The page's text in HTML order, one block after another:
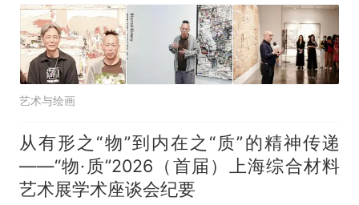
艺术与绘画
从有形之“物”到内在之“质”的精神传递
——“物·质”2026（首届）上海综合材料
艺术展学术座谈会纪要